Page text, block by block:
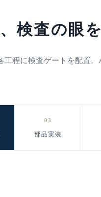
検査の眼を
程に検査ゲートを配置
03
部品実装